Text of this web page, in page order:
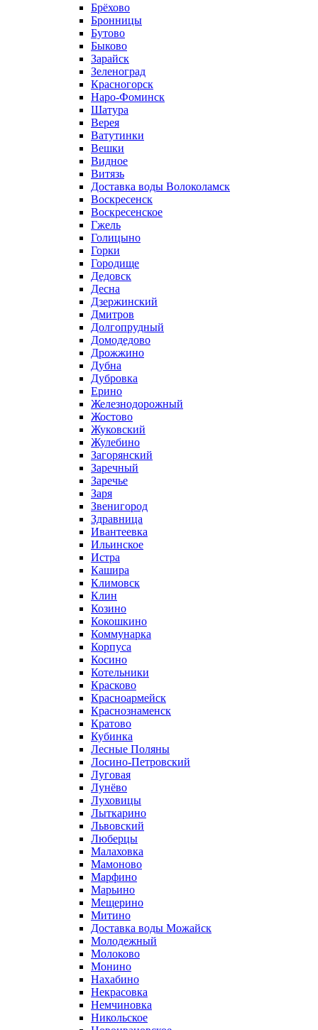
Брёхово
Бронницы
Бутово
Быково
Зарайск
Зеленоград
Красногорск
Наро-Фоминск
Шатура
Верея
Ватутинки
Вешки
Видное
Витязь
Доставка воды Волоколамск
Воскресенск
Воскресенское
Гжель
Голицыно
Горки
Городище
Дедовск
Десна
Дзержинский
Дмитров
Долгопрудный
Домодедово
Дрожжино
Дубна
Дубровка
Ерино
Железнодорожный
Жостово
Жуковский
Жулебино
Загорянский
Заречный
Заречье
Заря
Звенигород
Здравница
Ивантеевка
Ильинское
Истра
Кашира
Климовск
Клин
Козино
Кокошкино
Коммунарка
Корпуса
Косино
Котельники
Красково
Красноармейск
Краснознаменск
Кратово
Кубинка
Лесные Поляны
Лосино-Петровский
Луговая
Лунёво
Луховицы
Лыткарино
Львовский
Люберцы
Малаховка
Мамоново
Марфино
Марьино
Мещерино
Митино
Доставка воды Можайск
Молодежный
Молоково
Монино
Нахабино
Некрасовка
Немчиновка
Никольское